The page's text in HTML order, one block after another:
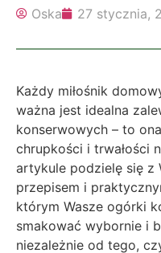
Oska 27 stycznia,
Każdy miłośnik
ważna jest idealna
konserwowych – to
chrupkości i trwałości
artykule podzielę się z
przepisem i
którym Wasze ogórki
smakować wybornie i
niezależnie od tego,